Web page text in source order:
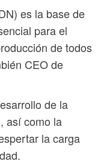
es la base de
para el
de todos
CEO de
de la
así como la
la carga